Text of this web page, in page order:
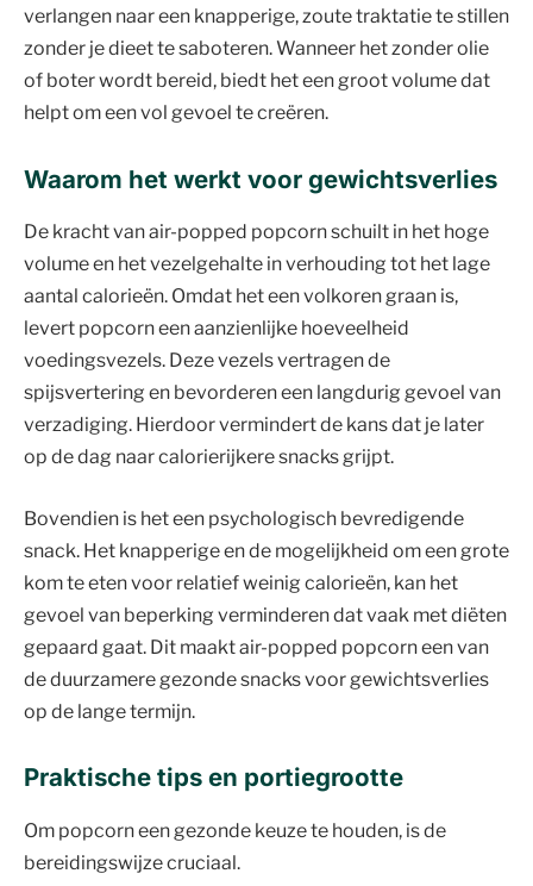
verlangen naar een knapperige, zoute traktatie te stillen
zonder je dieet te saboteren. Wanneer het zonder olie
of boter wordt bereid, biedt het een groot volume dat
helpt om een vol gevoel te creëren.
Waarom het werkt voor gewichtsverlies
De kracht van air-popped popcorn schuilt in het hoge
volume en het vezelgehalte in verhouding tot het lage
aantal calorieën. Omdat het een volkoren graan is,
levert popcorn een aanzienlijke hoeveelheid
voedingsvezels. Deze vezels vertragen de
spijsvertering en bevorderen een langdurig gevoel van
verzadiging. Hierdoor vermindert de kans dat je later
op de dag naar calorierijkere snacks grijpt.
Bovendien is het een psychologisch bevredigende
snack. Het knapperige en de mogelijkheid om een grote
kom te eten voor relatief weinig calorieën, kan het
gevoel van beperking verminderen dat vaak met diëten
gepaard gaat. Dit maakt air-popped popcorn een van
de duurzamere gezonde snacks voor gewichtsverlies
op de lange termijn.
Praktische tips en portiegrootte
Om popcorn een gezonde keuze te houden, is de
bereidingswijze cruciaal.